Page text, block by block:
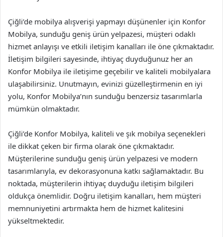
Çiğli’de mobilya alışverişi yapmayı düşünenler için Konfor
Mobilya, sunduğu geniş ürün yelpazesi, müşteri odaklı
hizmet anlayışı ve etkili iletişim kanalları ile öne çıkmaktadır.
İletişim bilgileri sayesinde, ihtiyaç duyduğunuz her an
Konfor Mobilya ile iletişime geçebilir ve kaliteli mobilyalara
ulaşabilirsiniz. Unutmayın, evinizi güzelleştirmenin en iyi
yolu, Konfor Mobilya’nın sunduğu benzersiz tasarımlarla
mümkün olmaktadır.
Çiğli’de Konfor Mobilya, kaliteli ve şık mobilya seçenekleri
ile dikkat çeken bir firma olarak öne çıkmaktadır.
Müşterilerine sunduğu geniş ürün yelpazesi ve modern
tasarımlarıyla, ev dekorasyonuna katkı sağlamaktadır. Bu
noktada, müşterilerin ihtiyaç duyduğu iletişim bilgileri
oldukça önemlidir. Doğru iletişim kanalları, hem müşteri
memnuniyetini artırmakta hem de hizmet kalitesini
yükseltmektedir.